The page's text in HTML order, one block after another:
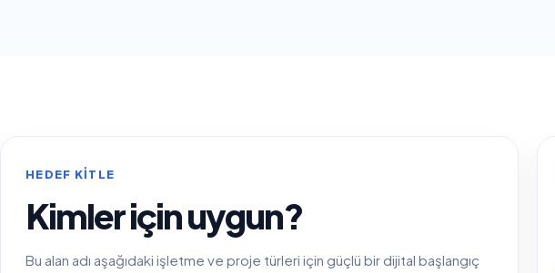
HEDEF KITLE
Kimler için uygun?
Bu alan adı aşağıdaki işletme ve proje türleri için güçlü bir dijital başlangıç